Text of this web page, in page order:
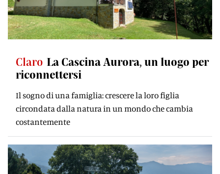
Claro La Cascina Aurora, un luogo per
riconnettersi
Il sogno di una famiglia: crescere la loro figlia
circondata dalla natura in un mondo che cambia
costantemente